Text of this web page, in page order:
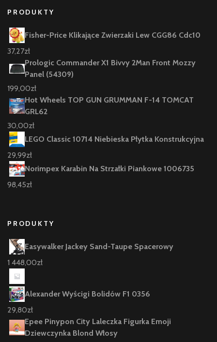
PRODUKTY
Fisher-Price Klikające Zwierzaki Lew CGG86 Cdc10
37,27zł
Prologic Commander X1 Bivvy 2Man Front Mozzy
Panel (54309)
199,00zł
Hot Wheels TOP GUN GRUMMAN F-14 TOMCAT
GRL62
30,00zł
LEGO Classic 10714 Niebieska Płytka Konstrukcyjna
29,99zł
Norimpex Karabin Na Strzałki Piankowe 1006735
98,45zł
PRODUKTY
Easywalker Jackey Sand-Taupe Spacerowy
1 448,00zł
Alexander Wyścigi Bolidów F1 0356
29,80zł
Epee Pinypon City Laleczka Figurka Emoji
Dziewczynka Blond Włosy